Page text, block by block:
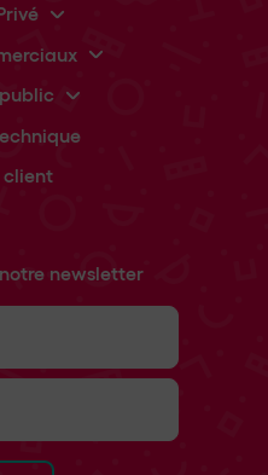
client
newsletter